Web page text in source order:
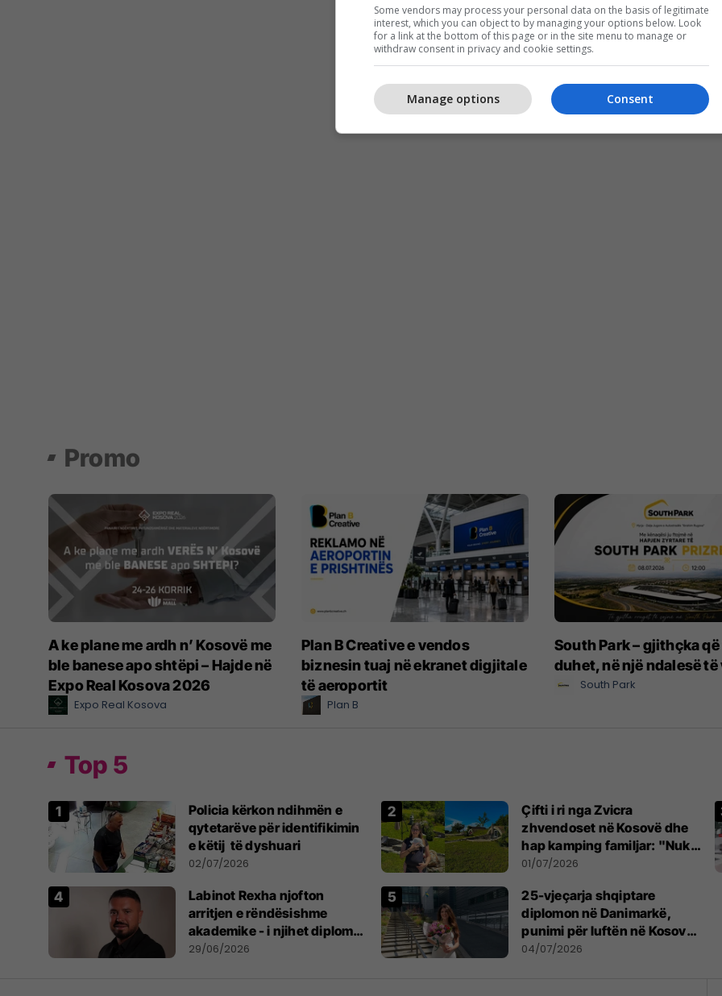
Promo
A ke plane me ardh n’ Kosovë me
ble banese apo shtëpi – Hajde në
Expo Real Kosova 2026
Expo Real Kosova
Plan B Creative e vendos
biznesin tuaj në ekranet digjitale
të aeroportit
Plan B
South Park – gjithçka që
duhet, në një ndalesë të
South Park
Top 5
Policia kërkon ndihmën e
qytetarëve për identifikimin
e këtij të dyshuari
02/07/2026
Çifti i ri nga Zvicra
zhvendoset në Kosovë dhe
hap kamping familjar: "Nuk
jemi penduar asnjë ditë"
01/07/2026
Labinot Rexha njofton
arritjen e rëndësishme
akademike - i njihet diploma
e masterit në Psikologji në
29/06/2026
25-vjeçarja shqiptare
diplomon në Danimarkë,
punimi për luftën në Kosovë
vlerësohet me notën më të
04/07/2026
Some vendors may process your personal data on the basis of legitimate
interest, which you can object to by managing your options below. Look
for a link at the bottom of this page or in the site menu to manage or
withdraw consent in privacy and cookie settings.
Consent
Manage options